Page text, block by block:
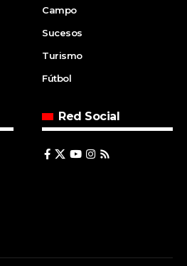
Campo
Sucesos
Turismo
Fútbol
Red Social